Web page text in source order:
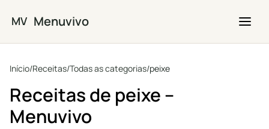
MV Menuvivo
Início/Receitas/Todas as categorias/peixe
Receitas de peixe –
Menuvivo